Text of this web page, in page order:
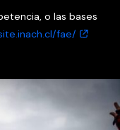
o las bases
fae/